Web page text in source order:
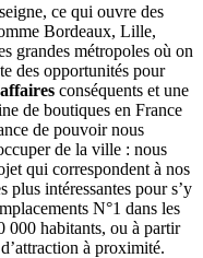
ce qui ouvre des
Bordeaux, Lille,
grandes métropoles où on
des opportunités pour
conséquents et une
de boutiques en France
de pouvoir nous
de la ville : nous
qui correspondent à nos
plus intéressantes pour s’y
N°1 dans les
000 habitants, ou à partir
à proximité.